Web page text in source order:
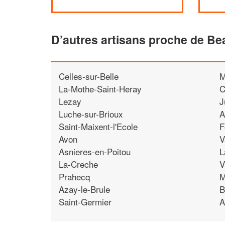
D’autres artisans proche de
Celles-sur-Belle
La-Mothe-Saint-Heray
Lezay
Luche-sur-Brioux
Saint-Maixent-l'Ecole
Avon
Asnieres-en-Poitou
La-Creche
Prahecq
Azay-le-Brule
Saint-Germier